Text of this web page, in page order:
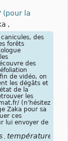
(pour la
,
des
forêts
des
de vidéo, on
les dégâts et
de la
les
(n'hésitez
Zaka pour sa
ces
lui envoyer de
températures